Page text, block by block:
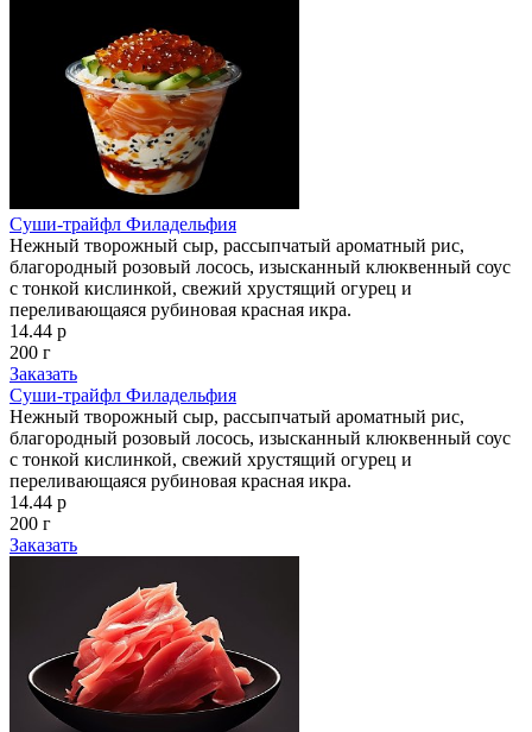
Суши-трайфл Филадельфия
Нежный творожный сыр, рассыпчатый ароматный рис,
благородный розовый лосось, изысканный клюквенный соус
с тонкой кислинкой, свежий хрустящий огурец и
переливающаяся рубиновая красная икра.
14.44 р
200 г
Заказать
Суши-трайфл Филадельфия
Нежный творожный сыр, рассыпчатый ароматный рис,
благородный розовый лосось, изысканный клюквенный соус
с тонкой кислинкой, свежий хрустящий огурец и
переливающаяся рубиновая красная икра.
14.44 р
200 г
Заказать